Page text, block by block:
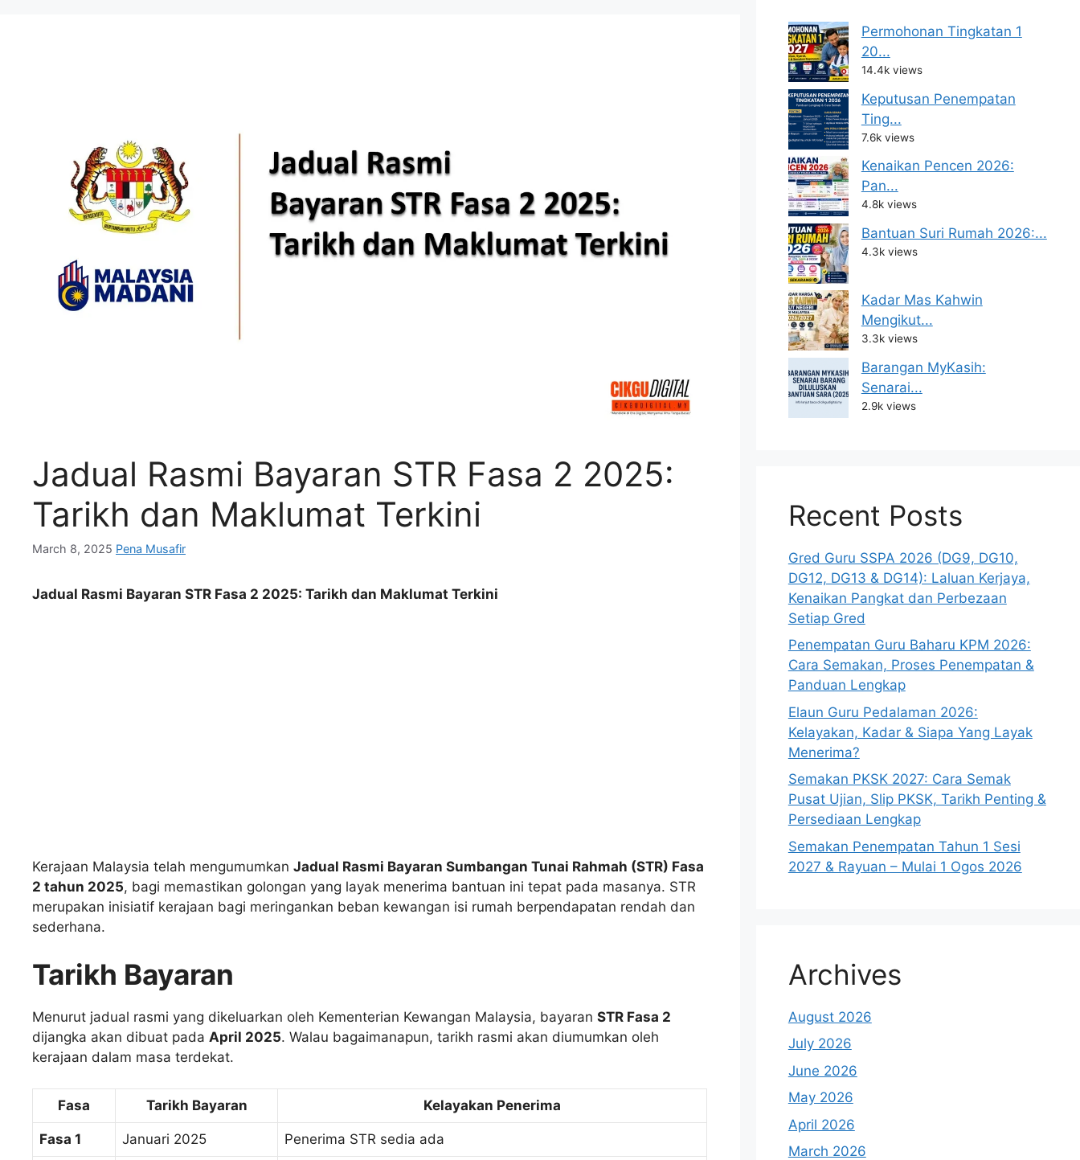
Jadual Rasmi Bayaran STR Fasa 2 2025:
Tarikh dan Maklumat Terkini
March 8, 2025 Pena Musafir
Jadual Rasmi Bayaran STR Fasa 2 2025: Tarikh dan Maklumat Terkini
Kerajaan Malaysia telah mengumumkan Jadual Rasmi Bayaran Sumbangan Tunai Rahmah (STR) Fasa
2 tahun 2025, bagi memastikan golongan yang layak menerima bantuan ini tepat pada masanya. STR
merupakan inisiatif kerajaan bagi meringankan beban kewangan isi rumah berpendapatan rendah dan
sederhana.
Tarikh Bayaran
Menurut jadual rasmi yang dikeluarkan oleh Kementerian Kewangan Malaysia, bayaran STR Fasa 2
dijangka akan dibuat pada April 2025. Walau bagaimanapun, tarikh rasmi akan diumumkan oleh
kerajaan dalam masa terdekat.
Fasa Tarikh Bayaran Kelayakan Penerima
Fasa 1 Januari 2025 Penerima STR sedia ada
Permohonan Tingkatan 1
20...
14.4k views
Keputusan Penempatan
Ting...
7.6k views
Kenaikan Pencen 2026:
Pan...
4.8k views
Bantuan Suri Rumah 2026:...
4.3k views
Kadar Mas Kahwin
Mengikut...
3.3k views
Barangan MyKasih:
Senarai...
2.9k views
Recent Posts
Gred Guru SSPA 2026 (DG9, DG10,
DG12, DG13 & DG14): Laluan Kerjaya,
Kenaikan Pangkat dan Perbezaan
Setiap Gred
Penempatan Guru Baharu KPM 2026:
Cara Semakan, Proses Penempatan &
Panduan Lengkap
Elaun Guru Pedalaman 2026:
Kelayakan, Kadar & Siapa Yang Layak
Menerima?
Semakan PKSK 2027: Cara Semak
Pusat Ujian, Slip PKSK, Tarikh Penting &
Persediaan Lengkap
Semakan Penempatan Tahun 1 Sesi
2027 & Rayuan – Mulai 1 Ogos 2026
Archives
August 2026
July 2026
June 2026
May 2026
April 2026
March 2026